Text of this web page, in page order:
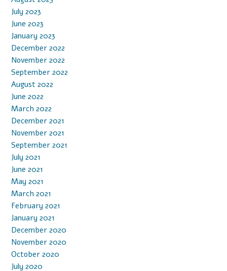
July 2023
June 2023
January 2023
December 2022
November 2022
September 2022
August 2022
June 2022
March 2022
December 2021
November 2021
September 2021
July 2021
June 2021
May 2021
March 2021
February 2021
January 2021
December 2020
November 2020
October 2020
July 2020